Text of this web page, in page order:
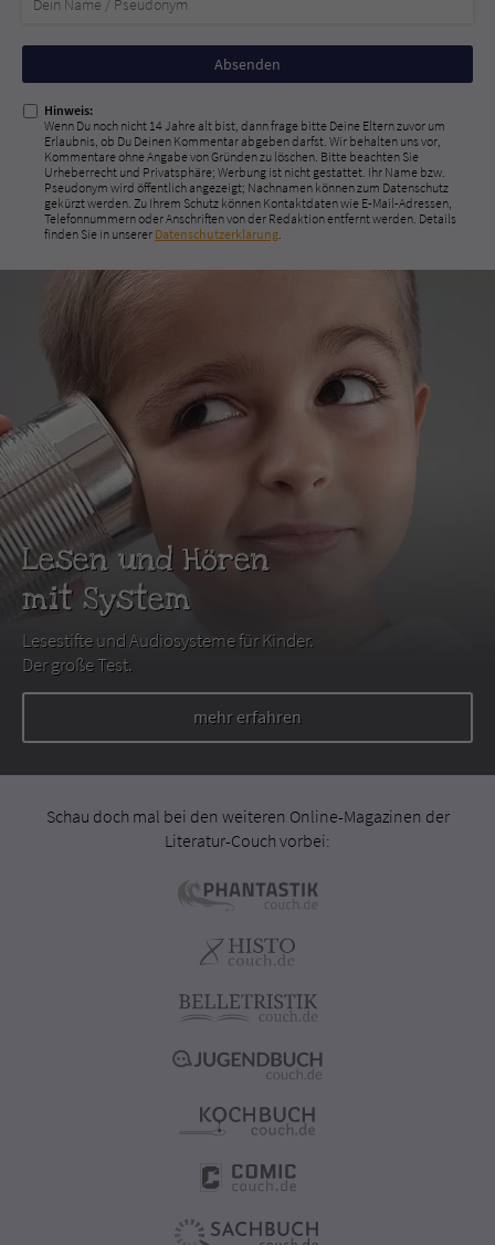
Nicht
ausfüllen!
Hinweis:
Wenn Du noch nicht 14 Jahre alt bist, dann frage bitte Deine Eltern zuvor um
Erlaubnis, ob Du Deinen Kommentar abgeben darfst. Wir behalten uns vor,
Kommentare ohne Angabe von Gründen zu löschen. Bitte beachten Sie
Urheberrecht und Privatsphäre; Werbung ist nicht gestattet. Ihr Name bzw.
Pseudonym wird öffentlich angezeigt; Nachnamen können zum Datenschutz
gekürzt werden. Zu Ihrem Schutz können Kontaktdaten wie E-Mail-Adressen,
Telefonnummern oder Anschriften von der Redaktion entfernt werden. Details
finden Sie in unserer Datenschutzerklärung.
Lesen und Hören
mit System
Lesestifte und Audiosysteme für Kinder.
Der große Test.
mehr erfahren
Schau doch mal bei den weiteren Online-Magazinen der
Literatur-Couch vorbei: